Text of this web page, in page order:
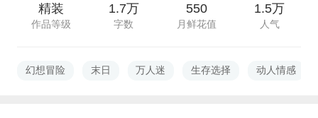
精装
作品等级
1.7万
字数
550
月鲜花值
1.5万
人气
幻想冒险 末日 万人迷 生存选择 动人情感